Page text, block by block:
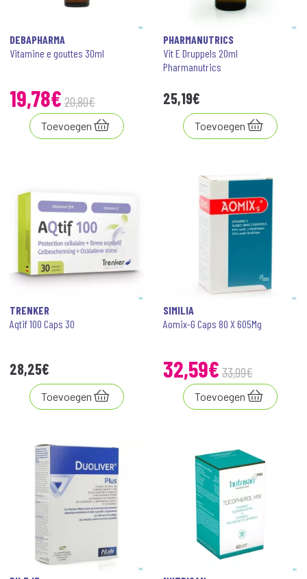
DEBAPHARMA
Vitamine e gouttes 30ml
19,78€ 20,80€
Toevoegen
PHARMANUTRICS
Vit E Druppels 20ml
Pharmanutrics
25,19€
Toevoegen
TRENKER
Aqtif 100 Caps 30
28,25€
Toevoegen
SIMILIA
Aomix-G Caps 80 X 605Mg
32,59€ 33,99€
Toevoegen